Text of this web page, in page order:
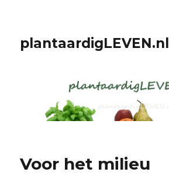
plantaardigLEVEN.nl
Voor het milieu